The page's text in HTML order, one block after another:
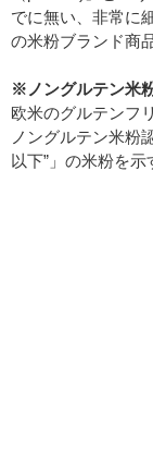
でに無い、非常に
の米粉ブランド商
※ノングルテン米
欧米のグルテンフ
ノングルテン米粉
以下”」の米粉を示